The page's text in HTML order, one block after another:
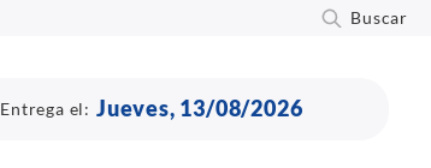
Buscar
Entrega el: Jueves, 13/08/2026